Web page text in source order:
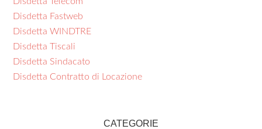
Disdetta Fastweb
Disdetta WINDTRE
Disdetta Tiscali
Disdetta Sindacato
Disdetta Contratto di Locazione
CATEGORIE